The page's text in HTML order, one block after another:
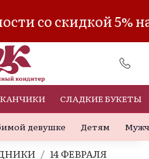
со скидкой 5%
СЛАДКИЕ БУКЕТЫ
девушке Детям
14 ФЕВРАЛЯ